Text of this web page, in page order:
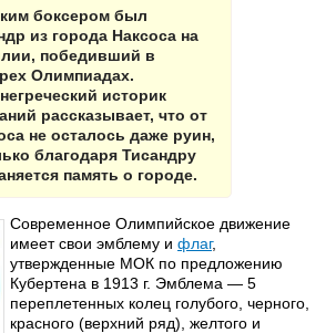
боксером был
из города Наксоса на
победивший в
Олимпиадах.
историк
рассказывает, что от
не осталось даже руин,
благодаря Тисандру
память о городе.
Современное Олимпийское движение
имеет свои эмблему и флаг,
утвержденные МОК по предложению
Кубертена в 1913 г. Эмблема — 5
переплетенных колец голубого, черного,
красного (верхний ряд), желтого и